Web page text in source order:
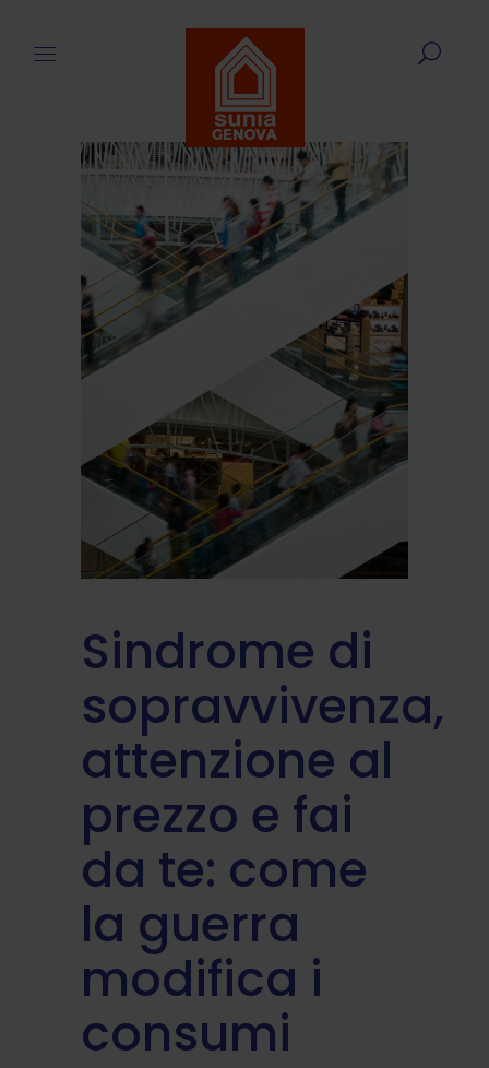
Sindrome di
sopravvivenza,
attenzione al
prezzo e fai
da te: come
la guerra
modifica i
consumi